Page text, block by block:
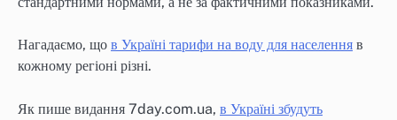
Нагадаємо, що в Україні тарифи на воду для населення в
кожному регіоні різні.
Як пише видання 7day.com.ua, в Україні збудуть